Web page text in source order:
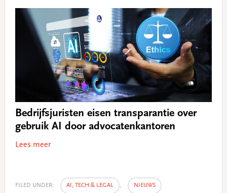
Bedrijfsjuristen eisen transparantie over
gebruik AI door advocatenkantoren
Lees meer
FILED UNDER: AI, TECH & LEGAL , NIEUWS